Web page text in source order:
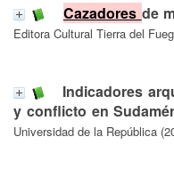
Cazadores de
Editora Cultural Tierra del
Indicadores
y conflicto en
Universidad de la República